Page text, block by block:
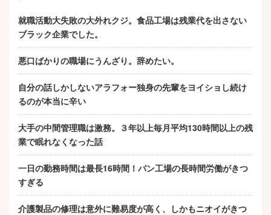
就職活動大失敗の大外れクジ。食品工場は残業代を出さない
ブラック企業でした。
悪口ばかりの職場にうんざり。辞めたい。
自分の話しかしないアラフォー独身の先輩をヨイショし続け
るのが本当に辛い
大手の中間管理職は激務。３年以上毎月平均130時間以上の残
業で眠れなくなった話
一日の勤務時間は最長16時間！パン工場の長時間労働がきつ
すぎる
介護製品の修理は意外に難易度が高く、しかもニオイがきつ